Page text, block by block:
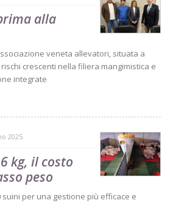
alla
veneta allevatori, situata a
crescenti nella filiera mangimistica e
integrate
2025
kg, il costo
peso
suini per una gestione più efficace e